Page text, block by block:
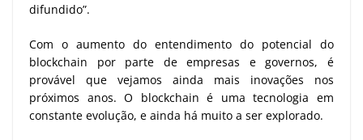
difundido”.
Com o aumento do entendimento do potencial do
blockchain por parte de empresas e governos, é
provável que vejamos ainda mais inovações nos
próximos anos. O blockchain é uma tecnologia em
constante evolução, e ainda há muito a ser explorado.